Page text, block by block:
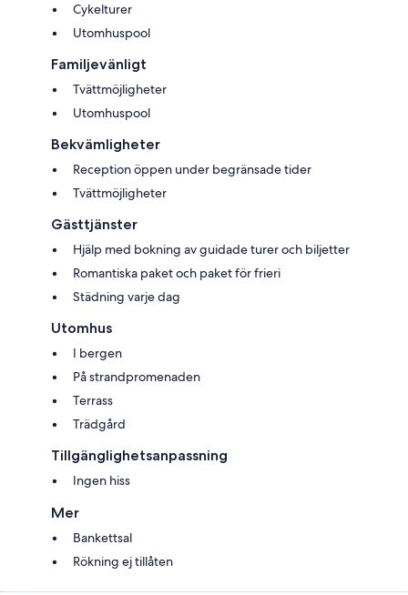
Cykelturer
Utomhuspool
Familjevänligt
Tvättmöjligheter
Utomhuspool
Bekvämligheter
Reception öppen under begränsade tider
Tvättmöjligheter
Gästtjänster
Hjälp med bokning av guidade turer och biljetter
Romantiska paket och paket för frieri
Städning varje dag
Utomhus
I bergen
På strandpromenaden
Terrass
Trädgård
Tillgänglighetsanpassning
Ingen hiss
Mer
Bankettsal
Rökning ej tillåten